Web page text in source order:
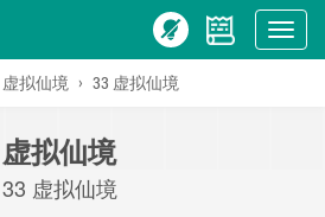
Show
menu
虚拟仙境 33 虚拟仙境
虚拟仙境
33 虚拟仙境